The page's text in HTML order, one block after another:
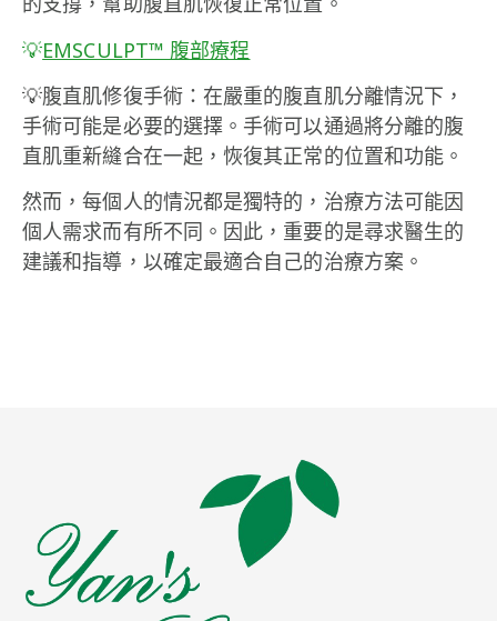
💡EMSCULPT™ 腹部療程
💡腹直肌修復手術：在嚴重的腹直肌分離情況下，
手術可能是必要的選擇。手術可以通過將分離的腹
直肌重新縫合在一起，恢復其正常的位置和功能。
然而，每個人的情況都是獨特的，治療方法可能因
個人需求而有所不同。因此，重要的是尋求醫生的
建議和指導，以確定最適合自己的治療方案。